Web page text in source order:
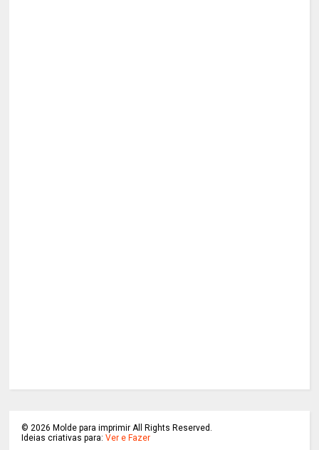
©2026 Molde para imprimir All Rights Reserved.
Ideias criativas para:Ver e Fazer